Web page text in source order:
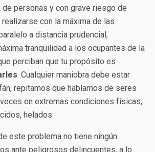
de personas y con grave riesgo de
con la máxima de las
a distancia prudencial,
tranquilidad a los ocupantes de la
perciban que tu propósito es
. Cualquier maniobra debe estar
repitamos que hablamos de seres
en extremas condiciones físicas,
helados.
este problema no tiene ningún
ante peligrosos delincuentes, a lo